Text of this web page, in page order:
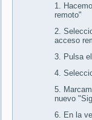
1.
remoto"
2.
acceso
3. Pulsa
4.
5.
nuevo
6. En la